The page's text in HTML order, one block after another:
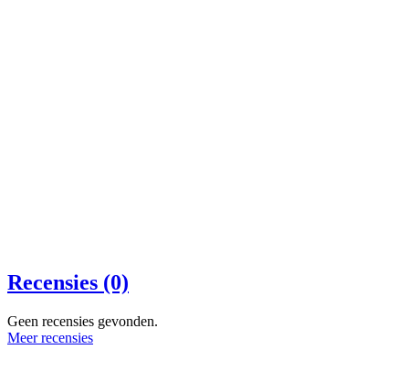
Recensies (0)
Geen recensies gevonden.
Meer recensies